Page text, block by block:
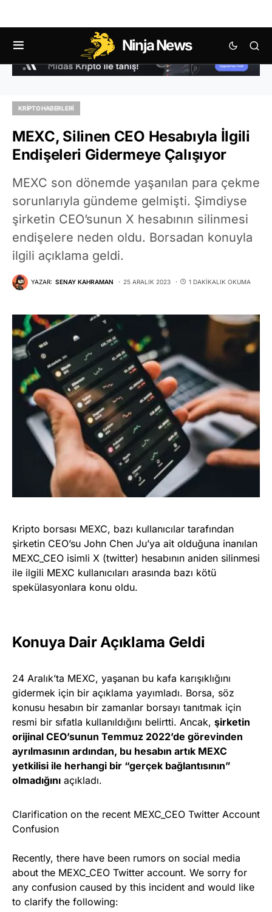
Ninja News
KRIPTO HABERLERI
MEXC, Silinen CEO Hesabıyla İlgili
Endişeleri Gidermeye Çalışıyor
MEXC son dönemde yaşanılan para çekme
sorunlarıyla gündeme gelmişti. Şimdiyse
şirketin CEO’sunun X hesabının silinmesi
endişelere neden oldu. Borsadan konuyla
ilgili açıklama geldi.
YAZAR: SENAY KAHRAMAN 25 ARALIK 2023 1 DAKIKALIK OKUMA
Kripto borsası MEXC, bazı kullanıcılar tarafından
şirketin CEO’su John Chen Ju’ya ait olduğuna inanılan
MEXC_CEO isimli X (twitter) hesabının aniden silinmesi
ile ilgili MEXC kullanıcıları arasında bazı kötü
spekülasyonlara konu oldu.
Konuya Dair Açıklama Geldi
24 Aralık’ta MEXC, yaşanan bu kafa karışıklığını
gidermek için bir açıklama yayımladı. Borsa, söz
konusu hesabın bir zamanlar borsayı tanıtmak için
resmi bir sıfatla kullanıldığını belirtti. Ancak, şirketin
orijinal CEO’sunun Temmuz 2022’de görevinden
ayrılmasının ardından, bu hesabın artık MEXC
yetkilisi ile herhangi bir “gerçek bağlantısının”
olmadığını açıkladı.
Clarification on the recent MEXC_CEO Twitter Account
Confusion
Recently, there have been rumors on social media
about the MEXC_CEO Twitter account. We sorry for
any confusion caused by this incident and would like
to clarify the following: